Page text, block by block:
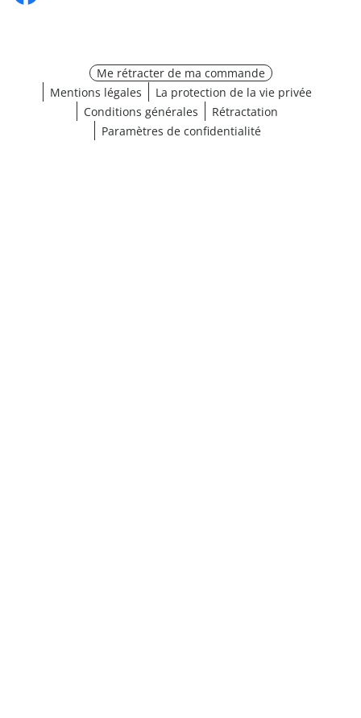
Me rétracter de ma commande
Mentions légales
La protection de la vie privée
Conditions générales
Rétractation
Paramètres de confidentialité